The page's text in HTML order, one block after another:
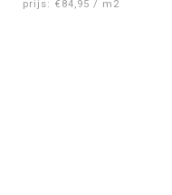
prijs: €84,95 / m2